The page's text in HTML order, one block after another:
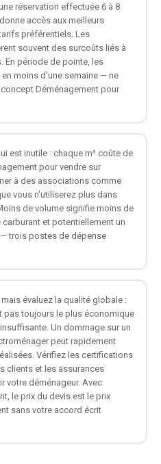
réservation effectuée 6 à 8
accès aux meilleurs
préférentiels. Les
souvent des surcoûts liés à
En période de pointe, les
moins d'une semaine — ne
Déménagement pour
est inutile : chaque m³ coûte de
pour vendre sur
à des associations comme
vous n'utiliserez plus dans
de volume signifie moins de
et potentiellement un
trois postes de dépense
évaluez la qualité globale :
pas toujours le plus économique
Un dommage sur un
peut rapidement
Vérifiez les certifications
clients et les assurances
votre déménageur. Avec
le prix du devis est le prix
sans votre accord écrit